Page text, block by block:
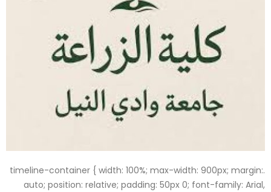
.timeline-container { width: 100%; max-width: 900px;
auto; position: relative; padding: 50px 0; font-family: